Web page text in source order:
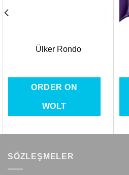
Ülker Rondo
ORDER ON
WOLT
SÖZLEŞMELER